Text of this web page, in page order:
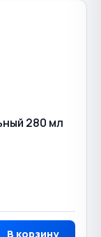
280 мл
В корзину